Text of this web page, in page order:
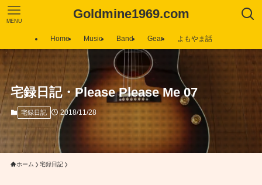
Goldmine1969.com
MENU
Home Music Band Gear よもやま話
宅録日記・Please Please Me 07
宅録日記 2018/11/28
ホーム 宅録日記